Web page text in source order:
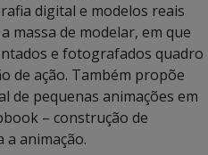
digital e modelos reais
massa de modelar, em que
e fotografados quadro
de ação. Também propõe
de pequenas animações em
– construção de
animação.